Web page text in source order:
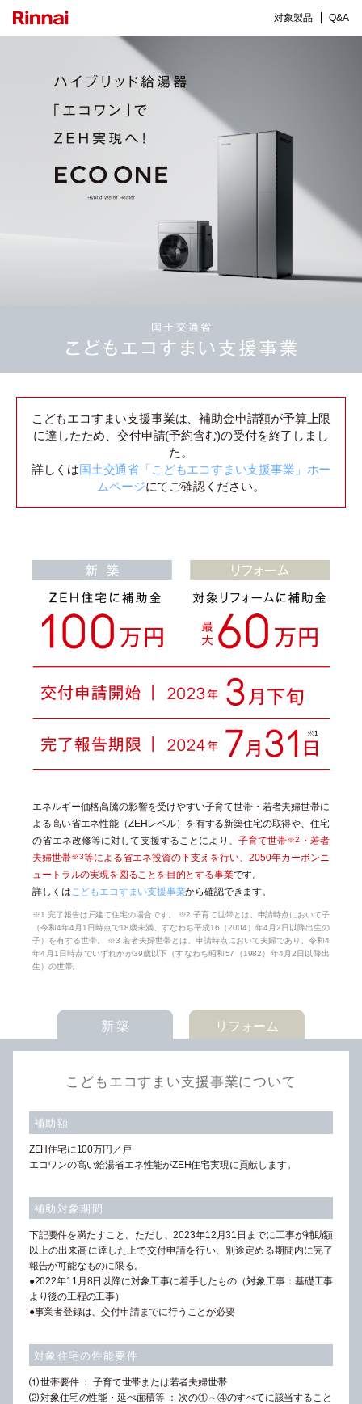
対象製品 Q&A
エコワンラインアップ エコジョーズラインアップ
こどもエコすまい支援事業は、補助金申請額が予算上限
に達したため、交付申請(予約含む)の受付を終了しまし
た。
詳しくは国土交通省「こどもエコすまい支援事業」ホー
ムページにてご確認ください。
エネルギー価格高騰の影響を受けやすい子育て世帯・若者夫婦世帯に
よる高い省エネ性能（ZEHレベル）を有する新築住宅の取得や、住宅
の省エネ改修等に対して支援することにより、 子育て世帯※2
・若者
夫婦世帯※3等による省エネ投資の下支えを行い、2050年カーボンニ
ュートラルの実現を図ることを目的とする事業です。
詳しくは こどもエコすまい支援事業から確認できます。
※1 完了報告は戸建て住宅の場合です。 ※2 子育て世帯とは、申請時点において子
（令和4年4月1日時点で18歳未満、すなわち平成16（2004）年4月2日以降出生の
子）を有する世帯。 ※3 若者夫婦世帯とは、申請時点において夫婦であり、令和4
年4月1日時点でいずれかが39歳以下（すなわち昭和57（1982）年4月2日以降出
生）の世帯。
新 築 リフォーム
こどもエコすまい支援事業について
補助額
ZEH住宅に100万円／戸
エコワンの高い給湯省エネ性能がZEH住宅実現に貢献します。
補助対象期間
下記要件を満たすこと。ただし、2023年12月31日までに工事が補助額
以上の出来高に達した上で交付申請を行い、別途定める期間内に完了
報告が可能なものに限る。
●2022年11月8日以降に対象工事に着手したもの（対象工事：基礎工事
より後の工程の工事）
●事業者登録は、交付申請までに行うことが必要
対象住宅の性能要件
⑴ 世帯要件 ： 子育て世帯または若者夫婦世帯
⑵ 対象住宅の性能・延べ面積等 ： 次の①～④のすべてに該当すること